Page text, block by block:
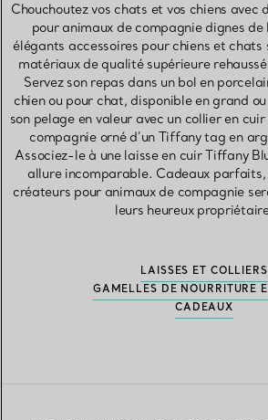
Chouchoutez vos chats et vos chiens avec
pour animaux de compagnie dignes
élégants accessoires pour chiens et chats
matériaux de qualité supérieure
Servez son repas dans un bol en
chien ou pour chat, disponible en grand
son pelage en valeur avec un collier en
compagnie orné d’un Tiffany tag en
Associez-le à une laisse en cuir Tiffany
allure incomparable. Cadeaux parfaits,
créateurs pour animaux de compagnie
leurs heureux
LAISSES ET COLLIERS
GAMELLES DE NOURRITURE
CADEAUX